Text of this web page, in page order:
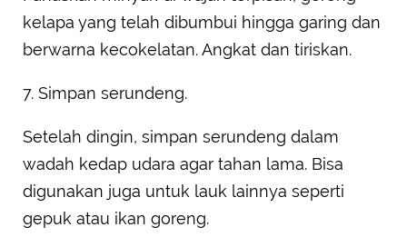
kelapa yang telah dibumbui hingga garing dan
berwarna kecokelatan. Angkat dan tiriskan.
7. Simpan serundeng.
Setelah dingin, simpan serundeng dalam
wadah kedap udara agar tahan lama. Bisa
digunakan juga untuk lauk lainnya seperti
gepuk atau ikan goreng.